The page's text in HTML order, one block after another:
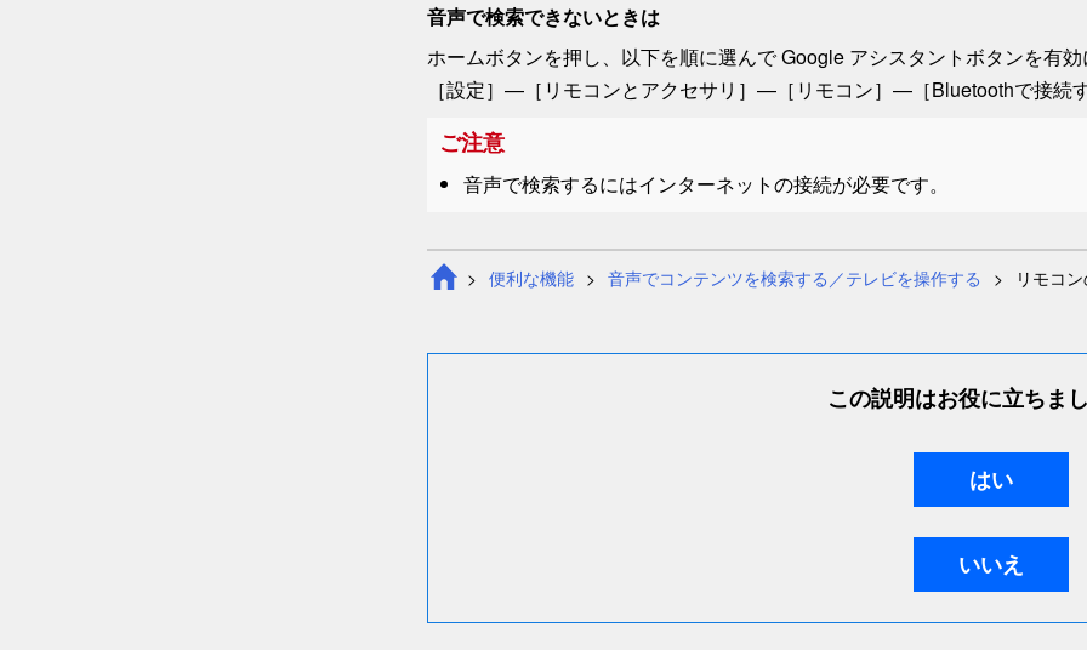
音声で検索できないときは
ホームボタンを押し、以下を順に選んで Google アシスタントボタンを有効
［設定］— ［ リモコンとアクセサリ ］— ［ リモコン］—［Bluetoothで接続
ご注意
音声で検索するにはインターネットの接続が必要です。
便利な機能 音声でコンテンツを検索する／テレビを操作する リモコ
この説明はお役に立ちま